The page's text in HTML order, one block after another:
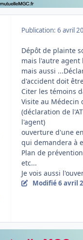
Publication: 6 avril
Dépôt de plainte
mais l'autre
mais aussi
d'accident doit
Citer les témoins
Visite au Médecin
(déclaration de
l'agent)
ouverture d'une
qui demandera à
Plan de
etc...
Je vois aussi
Modifié6 avril